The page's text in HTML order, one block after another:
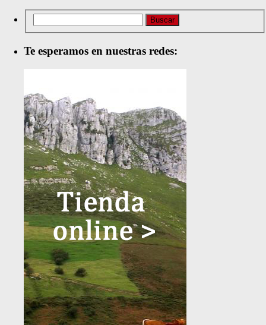
Te esperamos en nuestras redes: